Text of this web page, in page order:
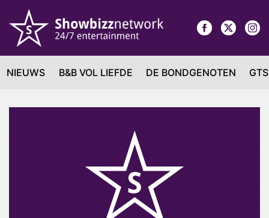
NIEUWS B&B VOL LIEFDE DE BONDGENOTEN